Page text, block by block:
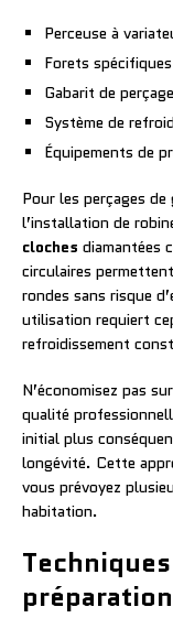
Perceuse à
Forets
Gabarit de
Système de
Équipements de
Pour les perçages
l’installation de
cloches diamantées
circulaires
rondes sans risque
utilisation requiert
refroidissement
N’économisez pas
qualité
initial plus
longévité. Cette
vous prévoyez
habitation.